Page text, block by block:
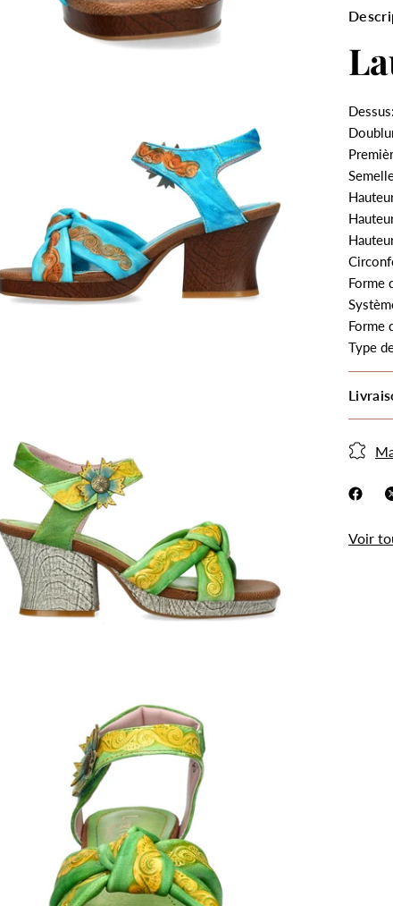
Forme
Forme
Type
Voir
cookies
Les cookies et données personnelles nous
permettent de personnaliser le contenu et les
annonces, d’offrir des fonctionnalités relatives aux
médias sociaux, d’analyser notre trafic et de
mesurer la performance de nos campagnes
publicitaires.
.